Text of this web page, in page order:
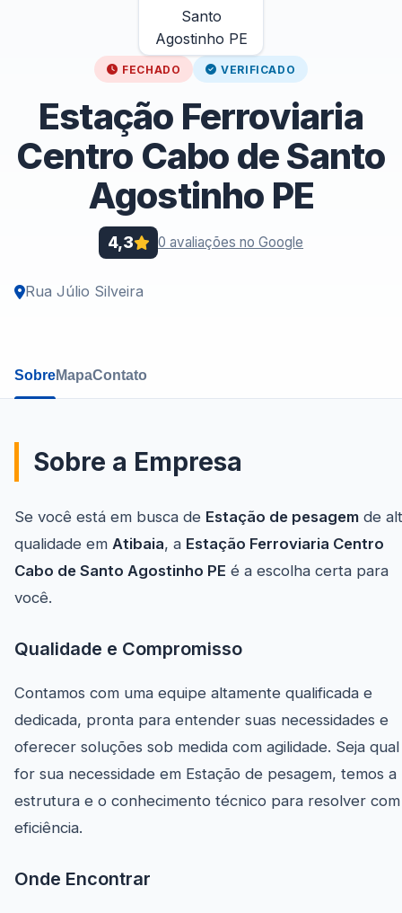
FECHADO VERIFICADO
Estação Ferroviaria
Centro Cabo de Santo
Agostinho PE
4,3 0 avaliações no Google
Rua Júlio Silveira
SobreMapaContato
Sobre a Empresa
Se você está em busca de Estação de pesagem de
qualidade em Atibaia, a Estação Ferroviaria Centro
Cabo de Santo Agostinho PE é a escolha certa para
você.
Qualidade e Compromisso
Contamos com uma equipe altamente qualificada e
dedicada, pronta para entender suas necessidades e
oferecer soluções sob medida com agilidade. Seja qual
for sua necessidade em Estação de pesagem, temos a
estrutura e o conhecimento técnico para resolver com
eficiência.
Onde Encontrar